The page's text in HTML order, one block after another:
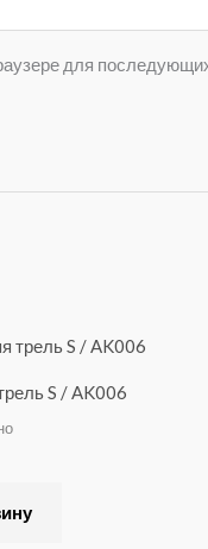
для
S / AK006